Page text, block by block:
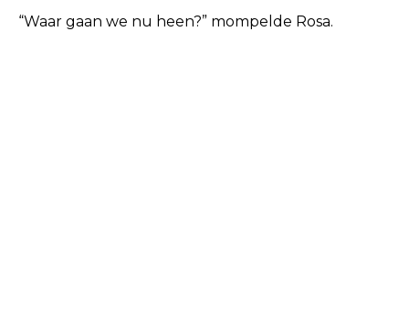
“Waar gaan we nu heen?” mompelde Rosa.